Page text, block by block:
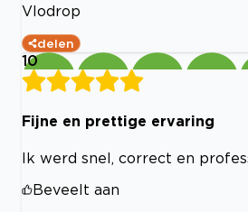
Vlodrop
delen
10
Fijne en prettige ervaring
Ik werd snel, correct en
Beveelt aan